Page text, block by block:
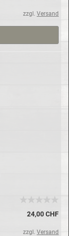
zzgl. Versand
24,00 CHF
zzgl. Versand